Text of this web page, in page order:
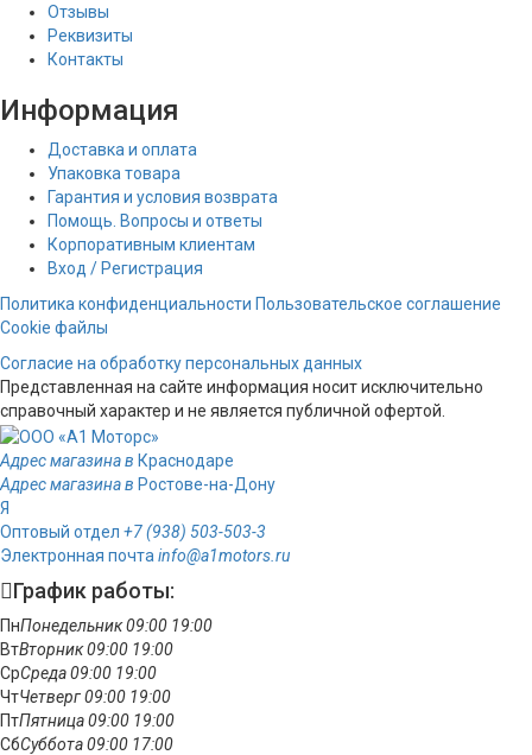
Отзывы
Реквизиты
Контакты
Информация
Доставка и оплата
Упаковка товара
Гарантия и условия возврата
Помощь. Вопросы и ответы
Корпоративным клиентам
Вход / Регистрация
Политика конфиденциальности Пользовательское соглашение
Cookie файлы
Согласие на обработку персональных данных
Представленная на сайте информация носит исключительно
справочный характер и не является публичной офертой.
Адрес магазина в Краснодаре
Адрес магазина в Ростове-на-Дону
Я
Оптовый отдел +7 (938) 503-503-3
Электронная почта info@a1motors.ru
График работы:
ПнПонедельник09:00 19:00
ВтВторник09:00 19:00
СрСреда09:00 19:00
ЧтЧетверг09:00 19:00
ПтПятница09:00 19:00
СбСуббота09:00 17:00